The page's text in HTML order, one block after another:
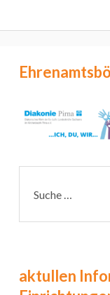
Primary
nach:
aktullen